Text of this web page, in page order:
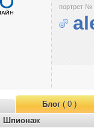
портрет №
Блог( 0 )
Шпионаж